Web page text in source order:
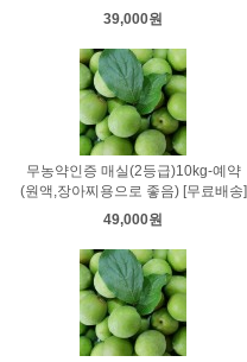
39,000원
무농약인증 매실(2등급)10kg-예약
(원액,장아찌용으로 좋음) [무료배송]
49,000원